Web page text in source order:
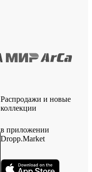
Распродажи и новые
коллекции
в приложении
Dropp.Market